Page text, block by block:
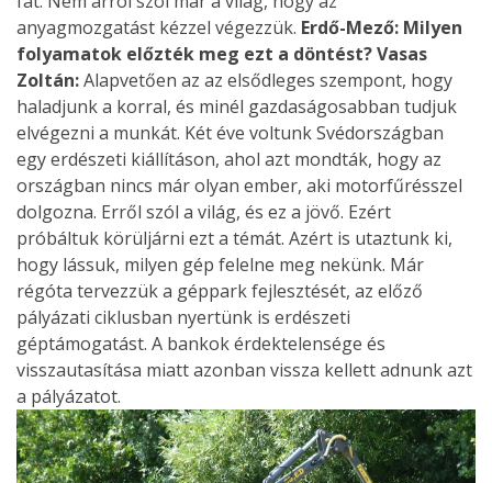
anyagmozgatást kézzel végezzük. Erdő-Mező: Milyen
folyamatok előzték meg ezt a döntést?Vasas
Zoltán:Alapvetően az az elsődleges szempont, hogy
haladjunk a korral, és minél gazdaságosabban tudjuk
elvégezni a munkát. Két éve voltunk Svédországban
egy erdészeti kiállításon, ahol azt mondták, hogy az
országban nincs már olyan ember, aki motorfűrésszel
dolgozna. Erről szól a világ, és ez a jövő. Ezért
próbáltuk körüljárni ezt a témát. Azért is utaztunk ki,
hogy lássuk, milyen gép felelne meg nekünk. Már
régóta tervezzük a géppark fejlesztését, az előző
pályázati ciklusban nyertünk is erdészeti
géptámogatást. A bankok érdektelensége és
visszautasítása miatt azonban vissza kellett adnunk azt
a pályázatot.